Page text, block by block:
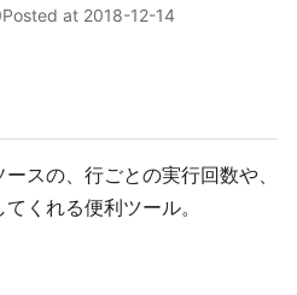
Posted at 2018-12-14
スの、行ごとの実行回数や、
くれる便利ツール。